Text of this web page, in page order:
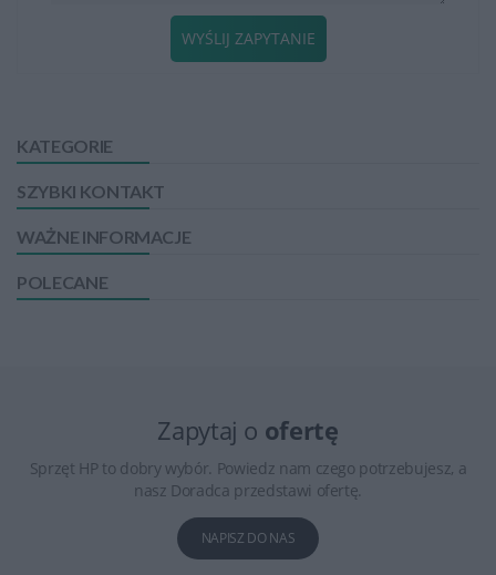
KATEGORIE
SZYBKI KONTAKT
WAŻNE INFORMACJE
POLECANE
WYŚLIJ ZAPYTANIE
Zapytaj o ofertę
Sprzęt HP to dobry wybór. Powiedz nam czego potrzebujesz, a
nasz Doradca przedstawi ofertę.
NAPISZ DO NAS